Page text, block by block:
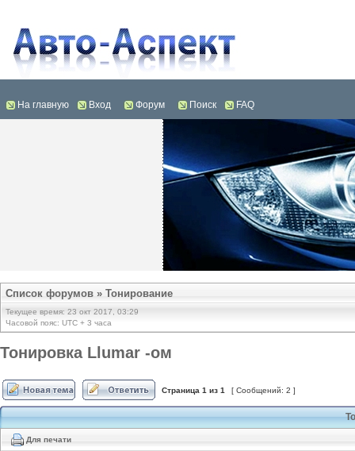
На главную Вход Форум Поиск FAQ
Список форумов » Тонирование
Текущее время: 23 окт 2017, 03:29
Часовой пояс: UTC + 3 часа
Тонировка Llumar -ом
Страница 1 из 1 [ Сообщений: 2 ]
Для печати